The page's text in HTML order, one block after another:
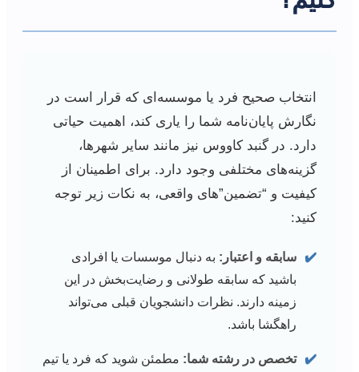
انتخاب صحیح فرد یا موسسه‌ای که قرار است در
نگارش پایان‌نامه شما را یاری کند، اهمیت حیاتی
دارد. در گنبد کاووس نیز مانند سایر شهرها،
گزینه‌های مختلفی وجود دارد. برای اطمینان از
کیفیت و “تضمین”‌های واقعی، به نکات زیر توجه
کنید:
✔️ سابقه و اعتبار: به دنبال موسسات یا افرادی
باشید که سابقه طولانی و رضایت‌بخش در این
زمینه دارند. نظرات دانشجویان قبلی می‌تواند
راهگشا باشد.
✔️ تخصص در رشته شما: مطمئن شوید که فرد یا تیم